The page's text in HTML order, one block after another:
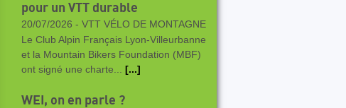
pour un VTT durable
20/07/2026 - VTT VÉLO DE MONTAGNE
Le Club Alpin Français Lyon-Villeurbanne
et la Mountain Bikers Foundation (MBF)
ont signé une charte... [...]
WEI, on en parle ?